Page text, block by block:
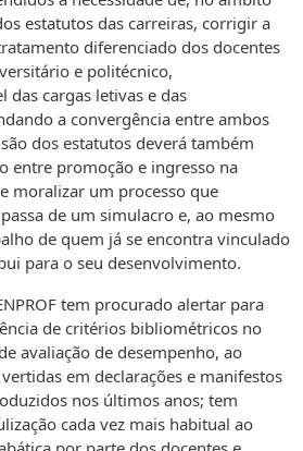
estatutos das carreiras, corrigir a
diferenciado dos docentes
e politécnico,
das cargas letivas e das
a convergência entre ambos
dos estatutos deverá também
entre promoção e ingresso na
moralizar um processo que
de um simulacro e, ao mesmo
de quem já se encontra vinculado
para o seu desenvolvimento.
tem procurado alertar para
de critérios bibliométricos no
avaliação de desempenho, ao
em declarações e manifestos
nos últimos anos; tem
cada vez mais habitual ao